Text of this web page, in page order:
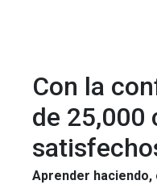
Con la
de 25,000
Aprender